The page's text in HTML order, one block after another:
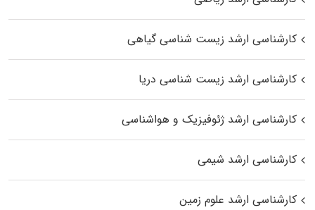
کارشناسی ارشد زیست‌ شناسی گیاهی
کارشناسی ارشد زیست‌ شناسی دریا
کارشناسی ارشد ژئوفیزیک و هواشناسی
کارشناسی ارشد شیمی
کارشناسی ارشد علوم زمین